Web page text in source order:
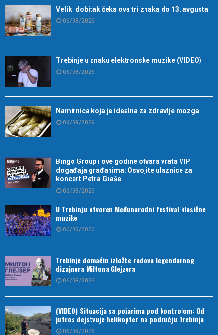
Veliki dobitak čeka ova tri znaka do 13. avgusta
06/08/2026
Trebinje u znaku elektronske muzike (VIDEO)
06/08/2026
Namirnica koja je idealna za zdravlje mozga
06/08/2026
Bingo Group i ove godine otvara vrata VIP
događaja građanima: Osvojite ulaznice za
koncert Petra Graše
06/08/2026
U Trebinju otvoren Međunarodni festival klasične
muzike
06/08/2026
Trebinje domaćin izložbe radova legendarnog
dizajnera Miltona Glejzera
06/08/2026
(VIDEO) Situacija sa požarima pod kontrolom: Od
jutros dejstvuje helikopter na području Trebinja
06/08/2026